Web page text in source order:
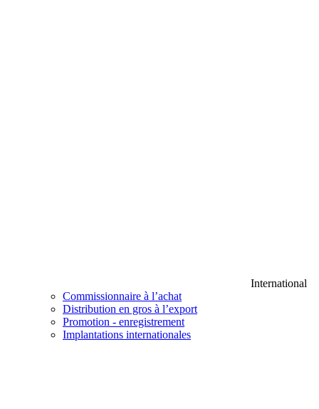
International
Commissionnaire à l’achat
Distribution en gros à l’export
Promotion - enregistrement
Implantations internationales